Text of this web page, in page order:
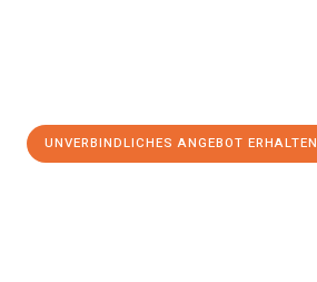
UNVERBINDLICHES ANGEBOT ERHALTEN